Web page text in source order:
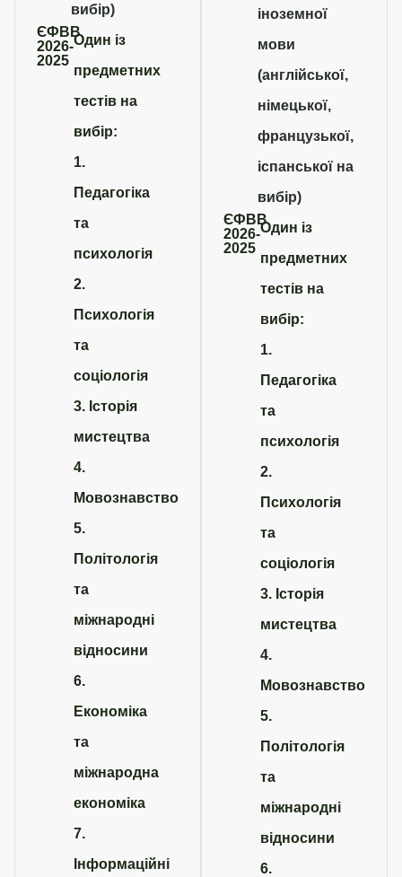
вибір)
ЄФВВ
2026-
2025
Один із
предметних
тестів на
вибір:
1.
Педагогіка
та
психологія
2.
Психологія
та
соціологія
3. Історія
мистецтва
4.
Мовознавство
5.
Політологія
та
міжнародні
відносини
6.
Економіка
та
міжнародна
економіка
7.
Інформаційні
іноземної
мови
(англійської,
німецької,
французької,
іспанської на
вибір)
ЄФВВ
2026-
2025
Один із
предметних
тестів на
вибір:
1.
Педагогіка
та
психологія
2.
Психологія
та
соціологія
3. Історія
мистецтва
4.
Мовознавство
5.
Політологія
та
міжнародні
відносини
6.